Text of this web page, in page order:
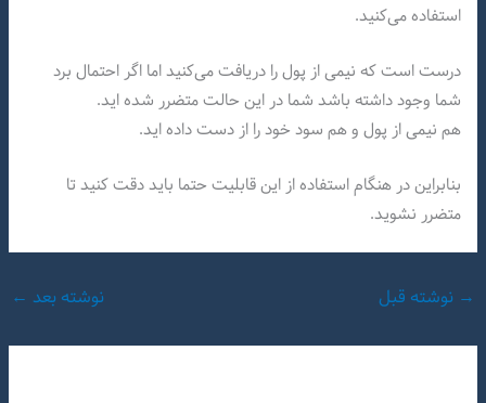
استفاده می‌کنید.
درست است که نیمی از پول را دریافت می‌کنید اما اگر احتمال برد
شما وجود داشته باشد شما در این حالت متضرر شده اید.
هم نیمی از پول و هم سود خود را از دست داده اید.
بنابراین در هنگام استفاده از این قابلیت حتما باید دقت کنید تا
متضرر نشوید.
→ نوشته قبل نوشته بعد ←